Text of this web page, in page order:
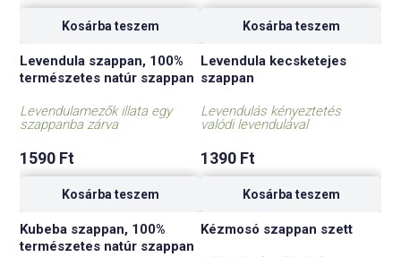
Kosárba teszem Kosárba teszem
Levendula szappan, 100%
természetes natúr szappan
Levendulamezők illata egy
szappanba zárva
1590 Ft
Kosárba teszem
Levendula kecsketejes
szappan
Levendulás kényeztetés
valódi levendulával
1390 Ft
Kosárba teszem
Kubeba szappan, 100%
természetes natúr szappan
Kézmosó szappan szett